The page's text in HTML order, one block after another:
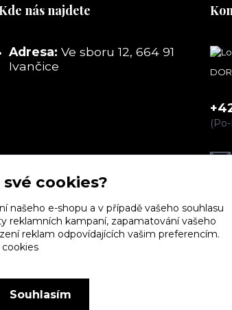
nás najdete
Adresa: Ve sboru 12, 664 91
Ivančice
cookies?
našeho e-shopu a v případě vašeho souhlasu
reklamních kampaní, zapamatování vašeho
reklam odpovídajících vašim preferencím.
Souhlasím